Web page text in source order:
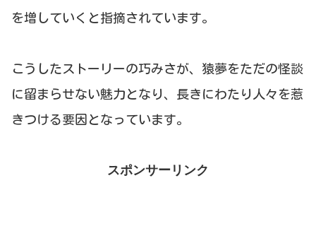
を増していくと指摘されています。
こうしたストーリーの巧みさが、猿夢をただの怪談
に留まらせない魅力となり、長きにわたり人々を惹
きつける要因となっています。
スポンサーリンク